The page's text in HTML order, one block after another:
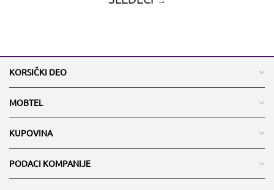
KORSIČKI DEO
MOBTEL
KUPOVINA
PODACI KOMPANIJE